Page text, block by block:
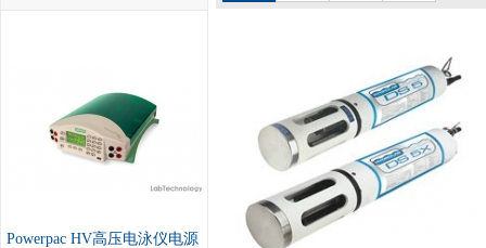
Powerpac HV高压电泳仪电源